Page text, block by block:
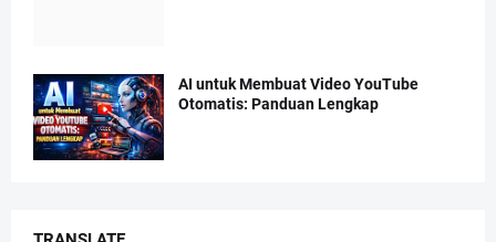
AI untuk Membuat Video YouTube
Otomatis: Panduan Lengkap